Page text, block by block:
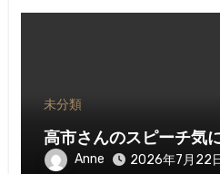
未分類
高市さんのスピーチ気
Anne 2026年7月22